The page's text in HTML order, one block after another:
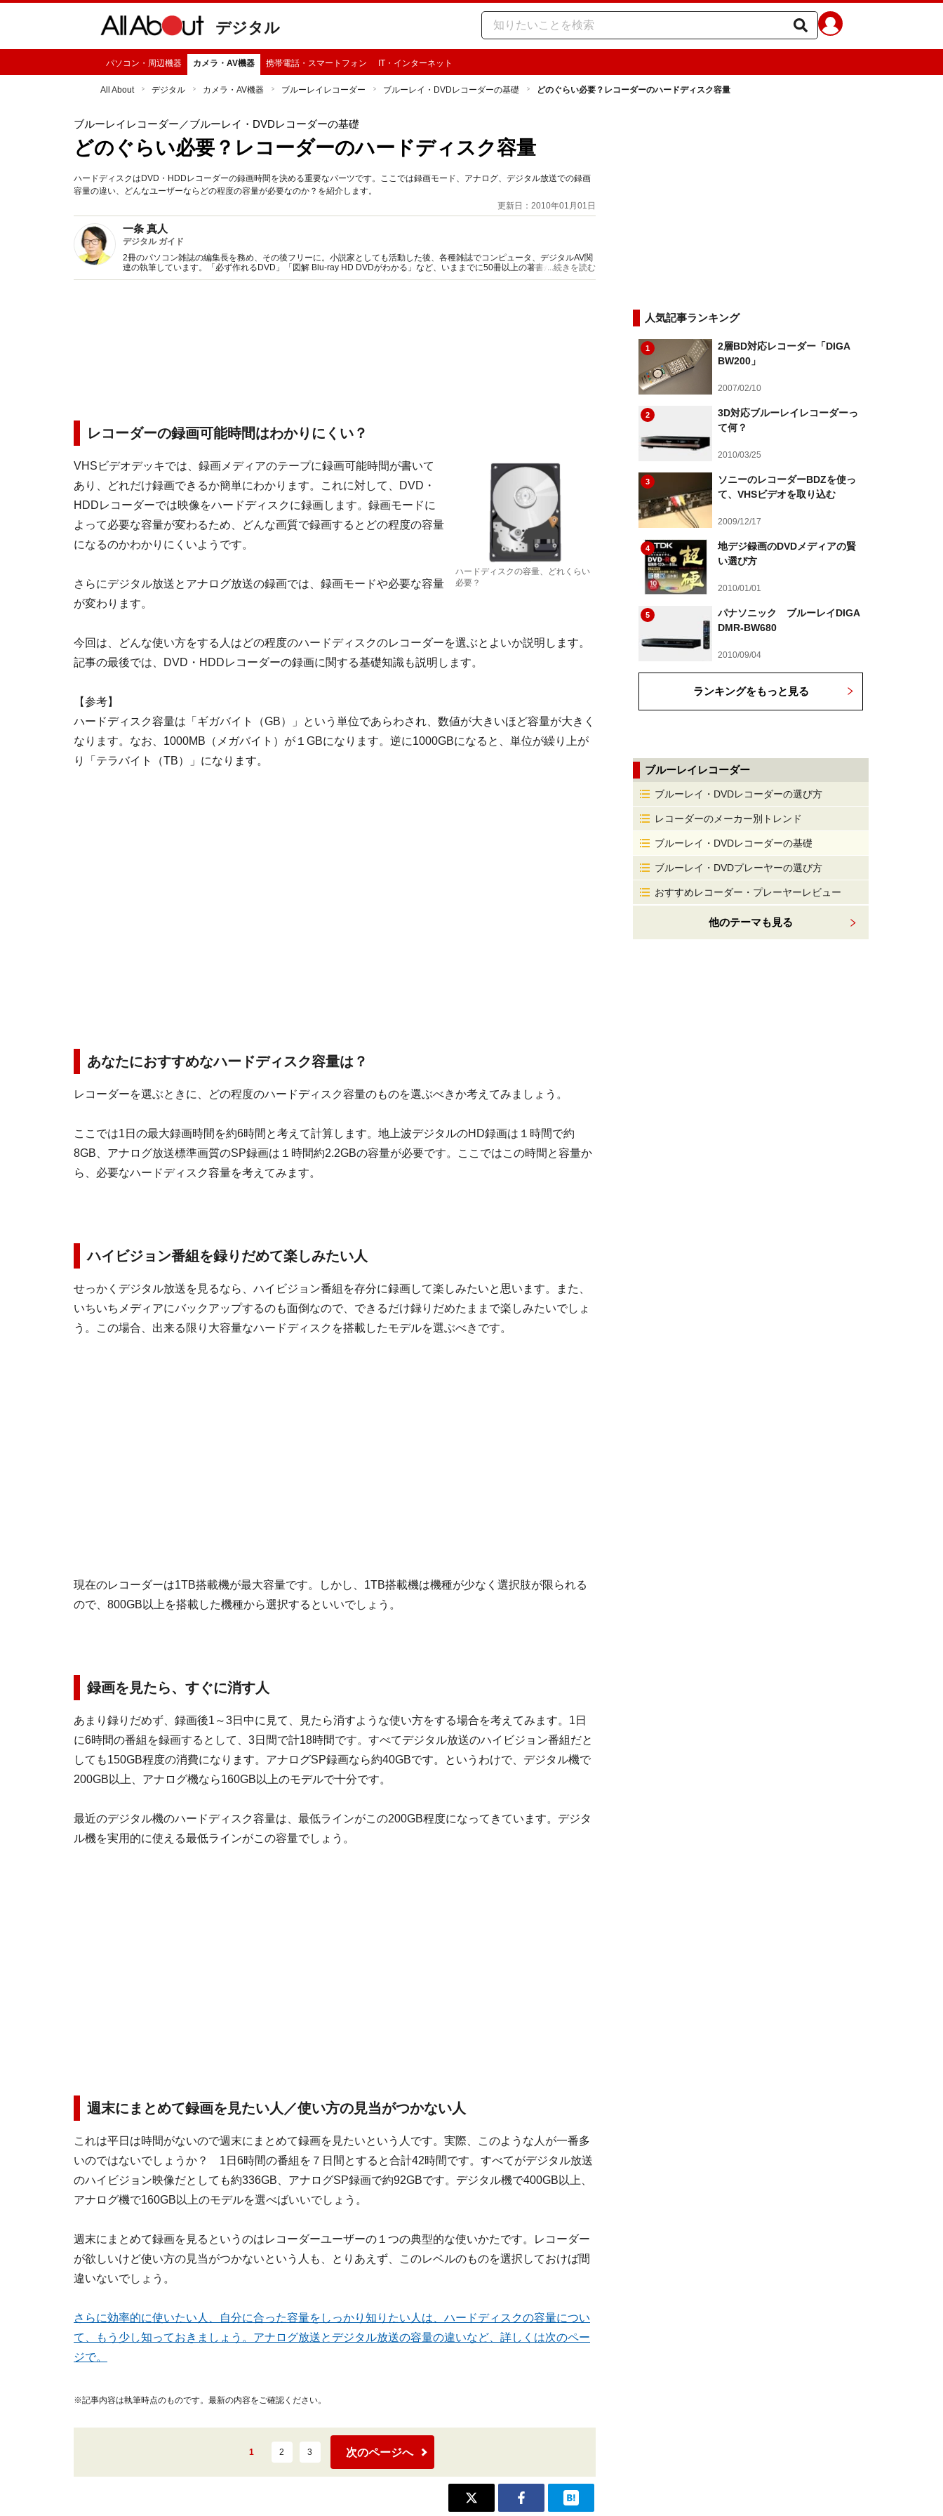
デジタル
パソコン・周辺機器 カメラ・AV機器 携帯電話・スマートフォン IT・インターネット
All About デジタル カメラ・AV機器 ブルーレイレコーダー ブルーレイ・DVDレコーダーの基礎 どのぐらい必要？レコーダーのハードディスク容量
ブルーレイレコーダー ／ブルーレイ・DVDレコーダーの基礎
どのぐらい必要？レコーダーのハードディスク容量
ハードディスクはDVD・HDDレコーダーの録画時間を決める重要なパーツです。ここでは録画モード、アナログ、デジタル放送での録画
容量の違い、どんなユーザーならどの程度の容量が必要なのか？を紹介します。
更新日：2010年01月01日
一条 真人
デジタル ガイド
2冊のパソコン雑誌の編集長を務め、その後フリーに。小説家としても活動した後、各種雑誌でコンピュータ、デジタルAV関
連の執筆しています。「必ず作れるDVD」「図解 Blu-ray HD DVDがわかる」など、いままでに50冊以上の著書があります。
...続きを読む
レコーダーの録画可能時間はわかりにくい？
ハードディスクの容量、どれくらい
必要？
VHSビデオデッキでは、録画メディアのテープに録画可能時間が書いて
あり、どれだけ録画できるか簡単にわかります。これに対して、DVD・
HDDレコーダーでは映像をハードディスクに録画します。録画モードに
よって必要な容量が変わるため、どんな画質で録画するとどの程度の容量
になるのかわかりにくいようです。
さらにデジタル放送とアナログ放送の録画では、録画モードや必要な容量
が変わります。
今回は、どんな使い方をする人はどの程度のハードディスクのレコーダーを選ぶとよいか説明します。
記事の最後では、DVD・HDDレコーダーの録画に関する基礎知識も説明します。
【参考】
ハードディスク容量は「ギガバイト（GB）」という単位であらわされ、数値が大きいほど容量が大きく
なります。なお、1000MB（メガバイト）が１GBになります。逆に1000GBになると、単位が繰り上が
り「テラバイト（TB）」になります。
あなたにおすすめなハードディスク容量は？
レコーダーを選ぶときに、どの程度のハードディスク容量のものを選ぶべきか考えてみましょう。
ここでは1日の最大録画時間を約6時間と考えて計算します。地上波デジタルのHD録画は１時間で約
8GB、アナログ放送標準画質のSP録画は１時間約2.2GBの容量が必要です。ここではこの時間と容量か
ら、必要なハードディスク容量を考えてみます。
ハイビジョン番組を録りだめて楽しみたい人
せっかくデジタル放送を見るなら、ハイビジョン番組を存分に録画して楽しみたいと思います。また、
いちいちメディアにバックアップするのも面倒なので、できるだけ録りだめたままで楽しみたいでしょ
う。この場合、出来る限り大容量なハードディスクを搭載したモデルを選ぶべきです。
現在のレコーダーは1TB搭載機が最大容量です。しかし、1TB搭載機は機種が少なく選択肢が限られる
ので、800GB以上を搭載した機種から選択するといいでしょう。
録画を見たら、すぐに消す人
あまり録りだめず、録画後1～3日中に見て、見たら消すような使い方をする場合を考えてみます。1日
に6時間の番組を録画するとして、3日間で計18時間です。すべてデジタル放送のハイビジョン番組だと
しても150GB程度の消費になります。アナログSP録画なら約40GBです。というわけで、デジタル機で
200GB以上、アナログ機なら160GB以上のモデルで十分です。
最近のデジタル機のハードディスク容量は、最低ラインがこの200GB程度になってきています。デジタ
ル機を実用的に使える最低ラインがこの容量でしょう。
週末にまとめて録画を見たい人／使い方の見当がつかない人
これは平日は時間がないので週末にまとめて録画を見たいという人です。実際、このような人が一番多
いのではないでしょうか？ 1日6時間の番組を７日間とすると合計42時間です。すべてがデジタル放送
のハイビジョン映像だとしても約336GB、アナログSP録画で約92GBです。デジタル機で400GB以上、
アナログ機で160GB以上のモデルを選べばいいでしょう。
週末にまとめて録画を見るというのはレコーダーユーザーの１つの典型的な使いかたです。レコーダー
が欲しいけど使い方の見当がつかないという人も、とりあえず、このレベルのものを選択しておけば間
違いないでしょう。
さらに効率的に使いたい人、自分に合った容量をしっかり知りたい人は、ハードディスクの容量につい
て、もう少し知っておきましょう。アナログ放送とデジタル放送の容量の違いなど、詳しくは次のペー
ジで。
※記事内容は執筆時点のものです。最新の内容をご確認ください。
1 2 3 次のページへ
人気記事ランキング
1
2層BD対応レコーダー「DIGA
BW200」
2007/02/10
2
3D対応ブルーレイレコーダーっ
て何？
2010/03/25
3
ソニーのレコーダーBDZを使っ
て、VHSビデオを取り込む
2009/12/17
4
地デジ録画のDVDメディアの賢
い選び方
2010/01/01
5
パナソニック ブルーレイDIGA
DMR-BW680
2010/09/04
ランキングをもっと見る
ブルーレイレコーダー
ブルーレイ・DVDレコーダーの選び方
レコーダーのメーカー別トレンド
ブルーレイ・DVDレコーダーの基礎
ブルーレイ・DVDプレーヤーの選び方
おすすめレコーダー・プレーヤーレビュー
他のテーマも見る